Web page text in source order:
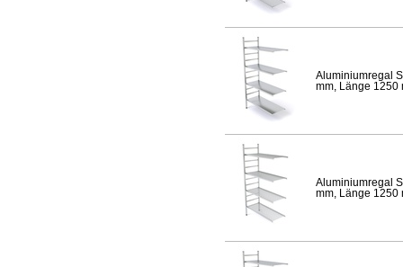
Aluminiumregal
mm, Länge 1250
Aluminiumregal
mm, Länge 1250